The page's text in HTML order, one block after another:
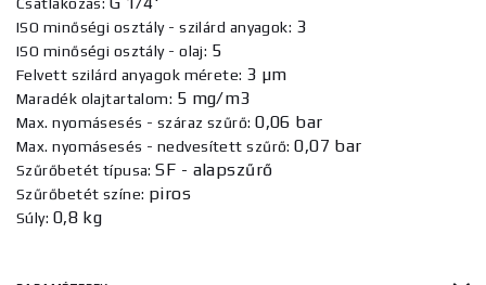
ISO minőségi osztály - szilárd anyagok: 3
ISO minőségi osztály - olaj: 5
Felvett szilárd anyagok mérete: 3 µm
Maradék olajtartalom: 5 mg/m3
Max. nyomásesés - száraz szűrő:0,06 bar
Max. nyomásesés - nedvesített szűrő:0,07 bar
Szűrőbetét típusa:SF - alapszűrő
Szűrőbetét színe: piros
Súly: 0,8 kg